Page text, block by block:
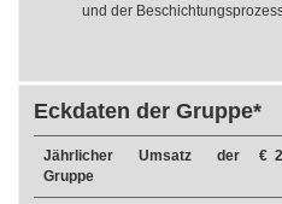
und der
Eckdaten der Gruppe*
Jährlicher Umsatz der
Gruppe
€